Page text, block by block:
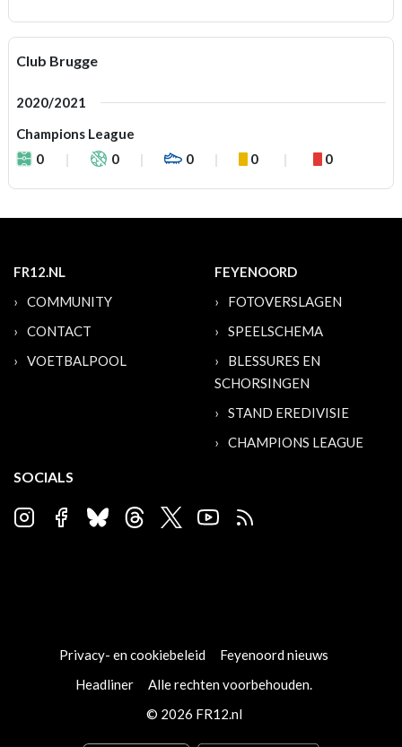
Club Brugge
2020/2021
Champions League
0
0 0 0 0
FR12.NL
COMMUNITY
CONTACT
VOETBALPOOL
FEYENOORD
FOTOVERSLAGEN
SPEELSCHEMA
BLESSURES EN
SCHORSINGEN
STAND EREDIVISIE
CHAMPIONS LEAGUE
SOCIALS
Privacy- en cookiebeleid
Feyenoord nieuws
Headliner
Alle rechten voorbehouden.
© 2026 FR12.nl